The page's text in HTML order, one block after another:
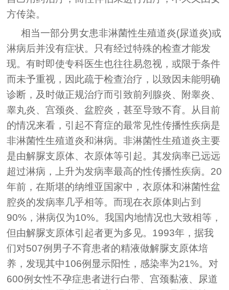
方传染。
相当一部分男女患非淋菌性生殖道炎(尿道炎)或
淋病后并没有症状。只有经过特殊的检查才能发
现。有时即使专科医生也往往易忽视，或限于条件
而未予重视，因此疏于检查治疗，以致因未能明确
诊断，及时做正规治疗而引致前列腺炎、附睾炎、
睾丸炎、宫颈炎、盆腔炎，甚至导致不育。从目前
的情况来看，引起不育症的最常见性传播性疾病是
非淋菌性生殖道炎和淋病。非淋菌性生殖道炎主要
是由解脲支原体、衣原体等引起。其发病率已远远
超过淋病，上升为发病率最高的性传播性疾病。20
年前，在斯堪的纳维亚国家中，衣原体和淋菌性盆
腔炎的发病率几乎相等。而现在衣原体则占到
90%，淋病仅为10%。我国内地情况也大致相等，
但由解脲支原体引起者更为多见。1993年，据我
们对507例男子不育患者的精液做解脲支原体培
养，发现其中106例显示阳性，感染率为21%。对
600例女性不孕症患者进行白带、宫颈黏液、尿道